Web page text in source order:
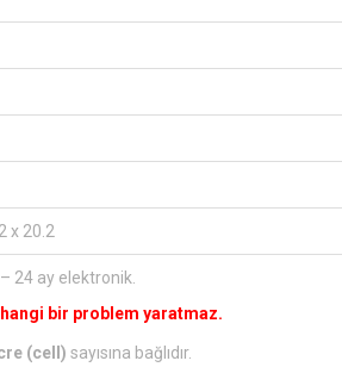
x 20.2
24 ay elektronik.
bir problem yaratmaz.
(cell) sayısına bağlıdır.